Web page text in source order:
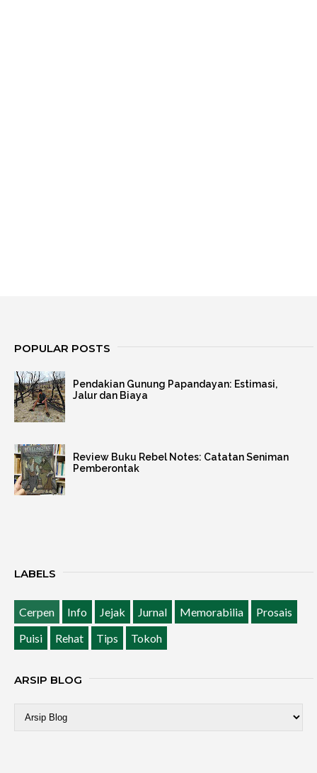
POPULAR POSTS
Pendakian Gunung Papandayan: Estimasi,
Jalur dan Biaya
Review Buku Rebel Notes: Catatan Seniman
Pemberontak
LABELS
Cerpen Info Jejak Jurnal Memorabilia
Prosais
Puisi
Rehat Tips Tokoh
ARSIP BLOG